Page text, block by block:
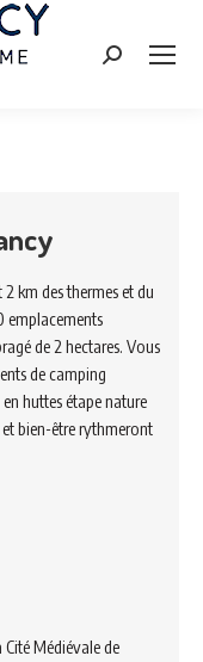
Search:
km des thermes et du
emplacements
de 2 hectares. Vous
de camping
huttes étape nature
bien-être rythmeront
Médiévale de